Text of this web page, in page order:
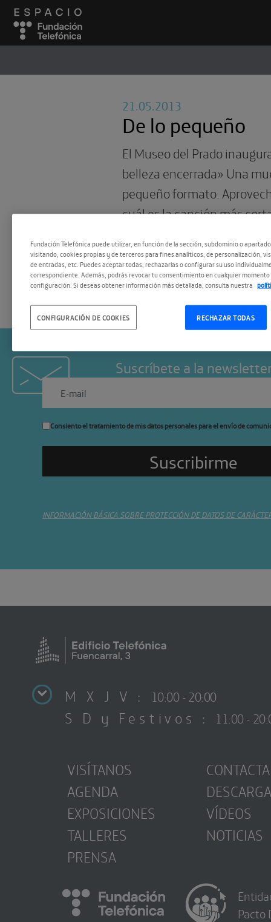
21.05.2013
De lo pequeño
El Museo del Prado
belleza encerrada» Una
pequeño formato.
cuál es la canción más
‘Slow Movement’
Suscríbete a la
Consiento el tratamiento de mis datos personales para el envío de
INFORMACIÓN BÁSICA SOBRE PROTECCIÓN DE DATOS DE
M X J V : 10:00 - 20:00
S D y Festivos : 11:00 -
VISÍTANOS
AGENDA
EXPOSICIONES
TALLERES
PRENSA
CONTACTA
VÍDEOS
NOTICIAS
Pacto
Fundación Telefónica puede utilizar, en función de la sección, subdominio o
visitando, cookies propias y de terceros para fines analíticos, de personalización,
de entradas, etc. Puedes aceptar todas, rechazarlas o configurar su uso
correspondiente. Además, podrás revocar tu consentimiento en cualquier momento
configuración. Si deseas obtener información más detallada, consulta nuestra
RECHAZAR TODAS
CONFIGURACIÓN DE COOKIES